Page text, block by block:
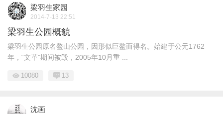
梁羽生家园
2014-7-13 22:51
梁羽生公园概貌
梁羽生公园原名鳌山公园，因形似巨鳌而得名。始建于公元1762
年，“文革”期间被毁，2005年10月重 ...
10080 13
沈画